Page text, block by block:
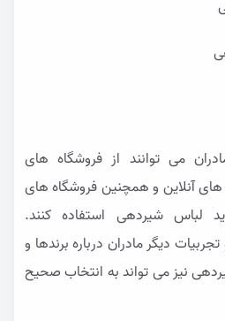
می توانند از فروشگاه های
آنلاین و همچنین فروشگاه های
لباس شیردهی استفاده کنند.
دیگر مادران درباره برندها و
نیز می تواند به انتخاب صحیح